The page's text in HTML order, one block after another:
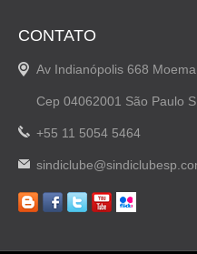
CONTATO
Av Indianópolis 668 Moema
Cep 04062001 São Paulo
+55 11 5054 5464